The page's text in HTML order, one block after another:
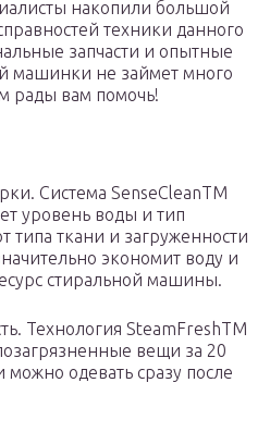
накопили большой
техники данного
запчасти и опытные
машинки не займет много
рады вам помочь!
Система SenseCleanTM
уровень воды и тип
типа ткани и загруженности
экономит воду и
стиральной машины.
Технология SteamFreshTM
вещи за 20
одевать сразу после